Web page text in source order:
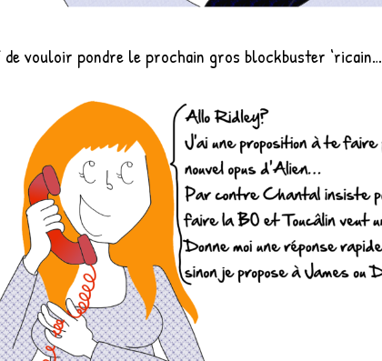
de vouloir pondre le prochain gros blockbuster ‘ricain…